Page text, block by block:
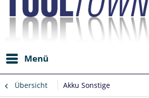
Menü
Übersicht Akku Sonstige